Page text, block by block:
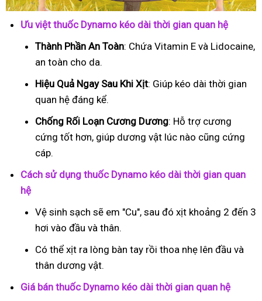
Ưu việt thuốc Dynamo kéo dài thời gian quan hệ
Thành Phần An Toàn: Chứa Vitamin E và Lidocaine,
an toàn cho da.
Hiệu Quả Ngay Sau Khi Xịt: Giúp kéo dài thời gian
quan hệ đáng kể.
Chống Rối Loạn Cương Dương: Hỗ trợ cương
cứng tốt hơn, giúp dương vật lúc nào cũng cứng
cáp.
Cách sử dụng thuốc Dynamo kéo dài thời gian quan
hệ
Vệ sinh sạch sẽ em "Cu", sau đó xịt khoảng 2 đến 3
hơi vào đầu và thân.
Có thể xịt ra lòng bàn tay rồi thoa nhẹ lên đầu và
thân dương vật.
Giá bán thuốc Dynamo kéo dài thời gian quan hệ